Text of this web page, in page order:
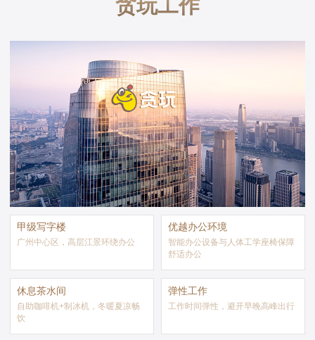
贪玩工作
甲级写字楼
广州中心区，高层江景环绕办公
优越办公环境
智能办公设备与人体工学座椅保障
舒适办公
休息茶水间
自助咖啡机+制冰机，冬暖夏凉畅
饮
弹性工作
工作时间弹性，避开早晚高峰出行